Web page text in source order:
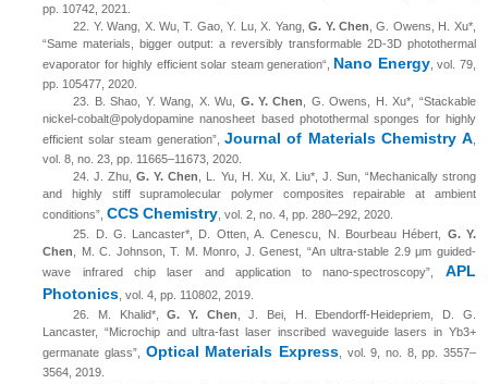
pp. 10742 , 2021
22. Y.Wang , X. Wu, T. Gao, Y. Lu, X. Yang,G. Y. Chen , G. Owens, H. Xu*,
“Same materials, bigger output: a reversibly transformable 2D-3D photothermal
evaporator for highly efficient solar steam generation“, Nano Energy, vol. 79,
pp. 105477, 2020.
23.
B. Shao, Y. Wang, X. Wu, G. Y. Chen , G. Owens, H. Xu*, “Stackable
nickel-cobalt@polydopamine nanosheet based photothermal sponges for highly
efficient solar steam generation”,Journal of Materials Chemistry A,
vol. 8, no. 23, pp. 11665–11673, 2020.
24.J . Zhu ,G. Y. Chen , L Yu, H Xu, X. Liu*, J Sun, “Mechanically strong
and highly stiff supramolecular polymer composites repairable at ambient
conditions”,CCS Chemistry , vol. 2, no. 4, pp. 280–292, 2020.
25.
D. G. Lancaster*, D. Otten, A. Cenescu, N. Bourbeau Hébert, G. Y.
Chen
, M. C. Johnson, T. M. Monro, J. Genest, “An ultra-stable 2.9 μm guided-
wave infrared chip laser and application to nano-spectroscopy”, APL
Photonics , vol. 4, pp. 110802, 2019.
26. M. Khalid*,G. Y. Chen , J. Bei, H. Ebendorff-Heidepriem, D. G.
Lancaster, “Microchip and ultra-fast laser inscribed waveguide lasers in Yb3+
germanate glass”, Optical Materials Express, vol. 9, no. 8, pp. 3557–
3564, 2019.